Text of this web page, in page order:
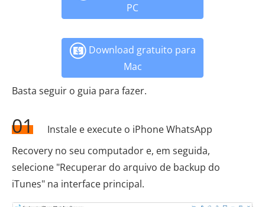
PC
Download gratuito para
Mac
Basta seguir o guia para fazer.
01
Instale e execute o iPhone WhatsApp
Recovery no seu computador e, em seguida,
selecione "Recuperar do arquivo de backup do
iTunes" na interface principal.